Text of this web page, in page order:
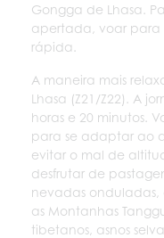
Gongga de Lhasa.
apertada, voar para
rápida.
A maneira mais
Lhasa (Z21/Z22). A
horas e 20 minutos.
para se adaptar ao
evitar o mal de
desfrutar de
nevadas onduladas,
as Montanhas
tibetanos, asnos